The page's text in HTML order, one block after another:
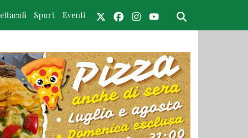
Sport Eventi